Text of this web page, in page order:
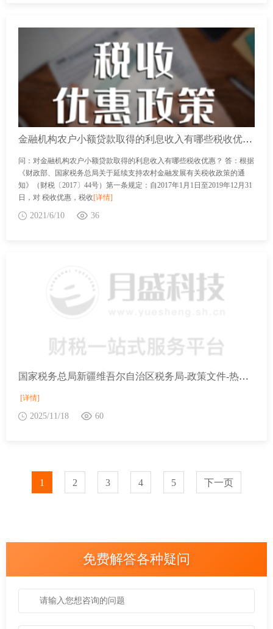
金融机构农户小额贷款取得的利息收入有哪些税收优惠？
问：对金融机构农户小额贷款取得的利息收入有哪些税收优惠？ 答：根据
《财政部、国家税务总局关于延续支持农村金融发展有关税收政策的通
知》（财税〔2017〕44号）第一条规定：自2017年1月1日至2019年12月31
日，对 税收优惠，税收[详情]
2021/6/10 36
国家税务总局新疆维吾尔自治区税务局-政策文件-热点问答-我公司是小规模纳税人，月收入不到10万元，客户非要专票，能开吗？
[详情]
2025/11/18 60
1 2 3 4 5 下一页
免费解答各种疑问